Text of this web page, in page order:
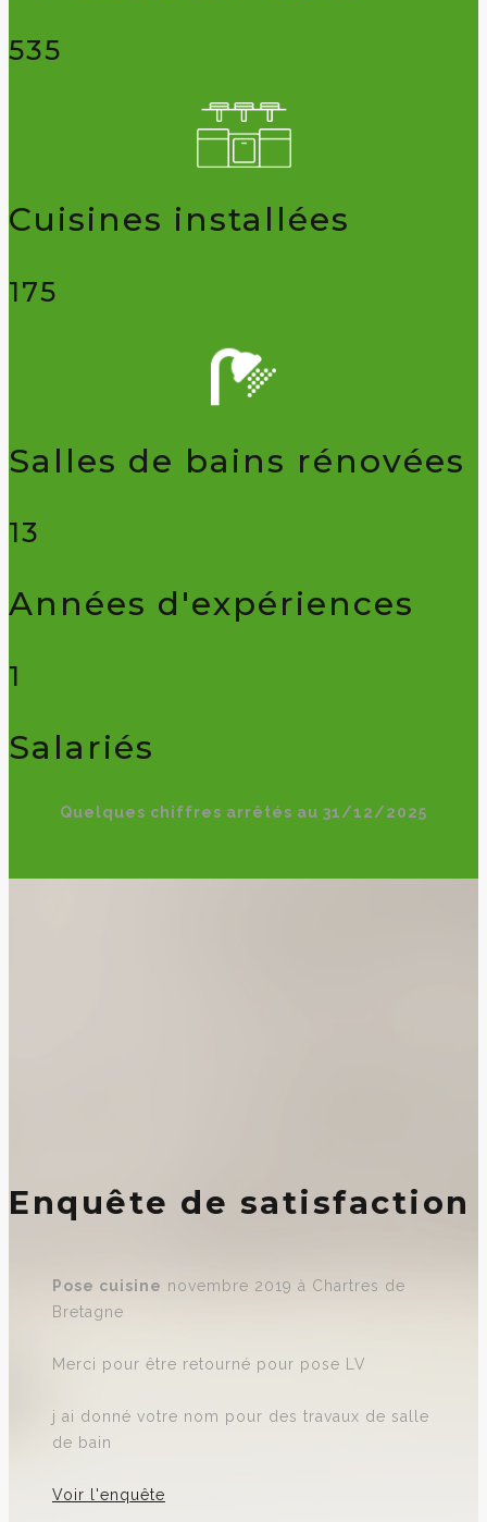
535
Cuisines installées
175
Salles de bains rénovées
13
Années d'expériences
1
Salariés
Quelques chiffres arrêtés au 31/12/2025
Enquête de satisfaction
Pose cuisine novembre 2019 à Chartres de
Bretagne
Merci pour être retourné pour pose LV
j ai donné votre nom pour des travaux de salle
de bain
Voir l'enquête